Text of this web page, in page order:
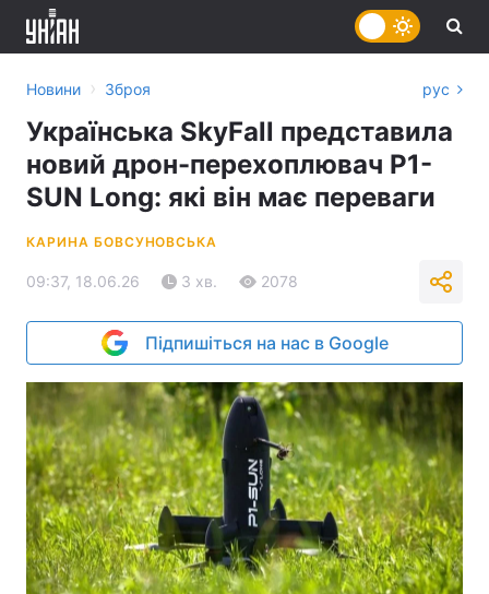
Новини › Зброя рус
Українська SkyFall представила
новий дрон-перехоплювач P1-
SUN Long: які він має переваги
КАРИНА БОВСУНОВСЬКА
09:37, 18.06.26 3 хв. 2078
Підпишіться на нас в Google